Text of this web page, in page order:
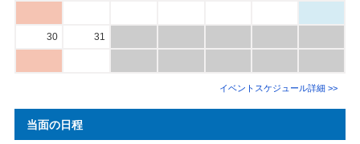
30 31
イベントスケジュール詳細 >>
当面の日程